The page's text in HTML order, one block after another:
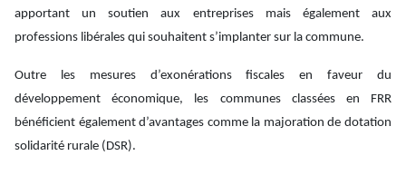
apportant un soutien aux entreprises mais également aux
professions libérales qui souhaitent s’implanter sur la commune.
Outre les mesures d’exonérations fiscales en faveur du
développement économique, les communes classées en FRR
bénéficient également d’avantages comme la majoration de dotation
solidarité rurale (DSR).